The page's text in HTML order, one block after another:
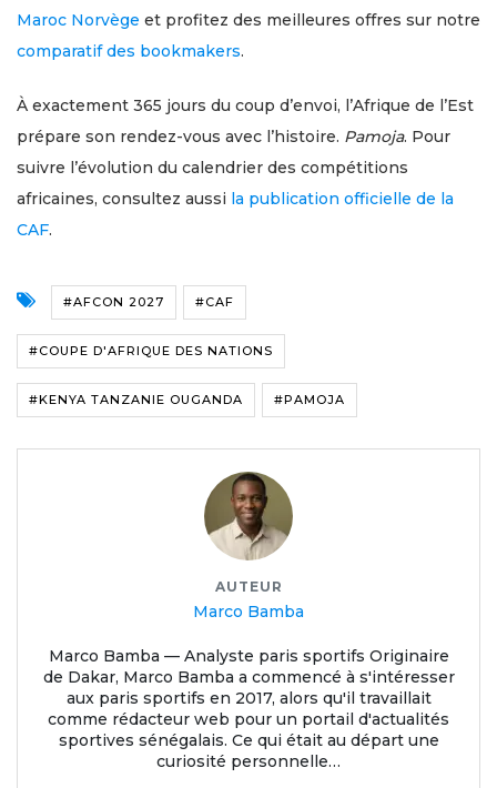
Maroc Norvège et profitez des meilleures offres sur notre
comparatif des bookmakers.
À exactement 365 jours du coup d’envoi, l’Afrique de l’Est
prépare son rendez-vous avec l’histoire. Pamoja. Pour
suivre l’évolution du calendrier des compétitions
africaines, consultez aussi la publication officielle de la
CAF.
#AFCON 2027 #CAF
#COUPE D'AFRIQUE DES NATIONS
#KENYA TANZANIE OUGANDA #PAMOJA
AUTEUR
Marco Bamba
Marco Bamba — Analyste paris sportifs Originaire
de Dakar, Marco Bamba a commencé à s'intéresser
aux paris sportifs en 2017, alors qu'il travaillait
comme rédacteur web pour un portail d'actualités
sportives sénégalais. Ce qui était au départ une
curiosité personnelle…